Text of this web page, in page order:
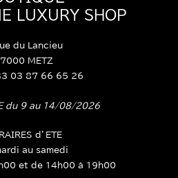
LUXURY SHOP
du Lancieu
METZ
03 87 66 65 26
du 9 au 14/08/2026
d’ETE
au samedi
et de 14h00 à 19h00